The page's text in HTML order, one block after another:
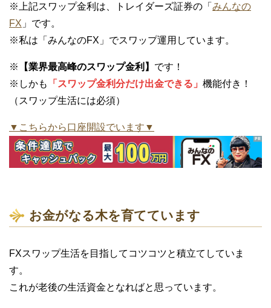
※上記スワップ金利は、トレイダーズ証券の「 みんなの
FX 」です。
※私は「みんなのFX」でスワップ運用しています。
※ 【業界最高峰のスワップ金利】 です！
※しかも
「スワップ金利分だけ出金できる」 機能付き！
（スワップ生活には必須）
▼こちらから口座開設でいます▼
お金がなる木を育てています
FXスワップ生活を目指してコツコツと積立てしていま
す。
これが老後の生活資金となればと思っています。